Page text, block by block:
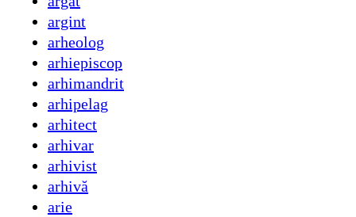
argint
arheolog
arhiepiscop
arhimandrit
arhipelag
arhitect
arhivar
arhivist
arhivă
arie